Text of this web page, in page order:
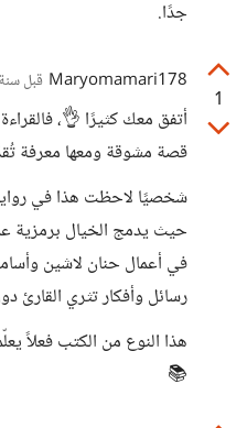
جدًا.
1
Maryomamari178 قبل
أتفق معك كثيرًا 👌،
قصة مشوقة ومعها معرفة
شخصيًا لاحظت هذا في
حيث يدمج الخيال برمزية
في أعمال حنان لاشين
رسائل وأفكار تثري القارئ
هذا النوع من الكتب فعلاً
📚